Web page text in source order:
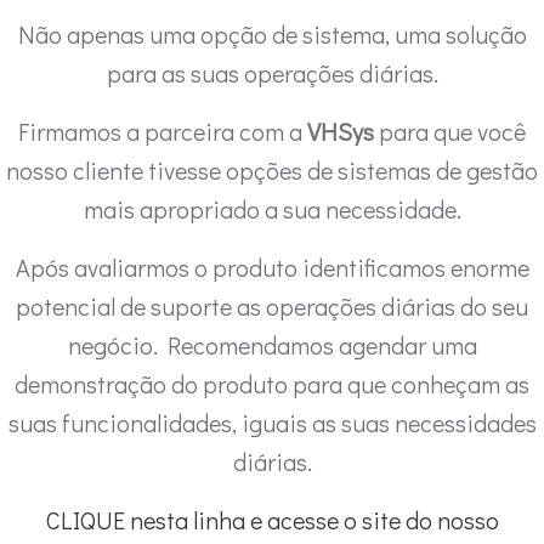
Não apenas uma opção de sistema, uma solução
para as suas operações diárias.
Firmamos a parceira com aVHSyspara que você
nosso cliente tivesse opções de sistemas de gestão
mais apropriado a sua necessidade.
Após avaliarmos o produto identificamos enorme
potencial de suporte as operações diárias do seu
negócio. Recomendamos agendar uma
demonstração do produto para que conheçam as
suas funcionalidades, iguais as suas necessidades
diárias.
CLIQUE nesta linha e acesse o site do nosso